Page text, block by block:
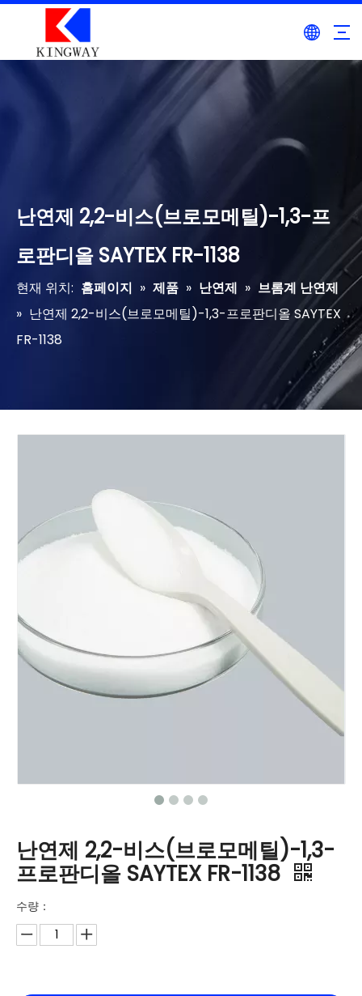
난연제 2,2-비스(브로모메틸)-1,3-프
로판디올 SAYTEX FR-1138
현재 위치: 홈페이지 » 제품 » 난연제 » 브롬계 난연제
» 난연제 2,2-비스(브로모메틸)-1,3-프로판디올 SAYTEX
FR-1138
난연제 2,2-비스(브로모메틸)-1,3-
프로판디올 SAYTEX FR-1138
수량：